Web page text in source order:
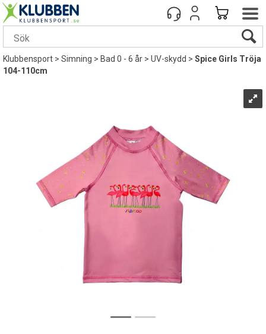
Klubbensport>Simning>Bad 0 - 6 år>UV-skydd>Spice Girls Tröja
104-110cm